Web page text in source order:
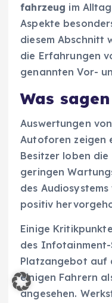
fahrzeug im
Aspekte
diesem Abschnitt
die Erfahrungen
genannten Vor-
Was
Auswertungen
Autoforen zeigen
Besitzer loben die
geringen
des
positiv
Einige
des Infotainment-
Platzangebot auf
einigen Fahrern
angesehen.